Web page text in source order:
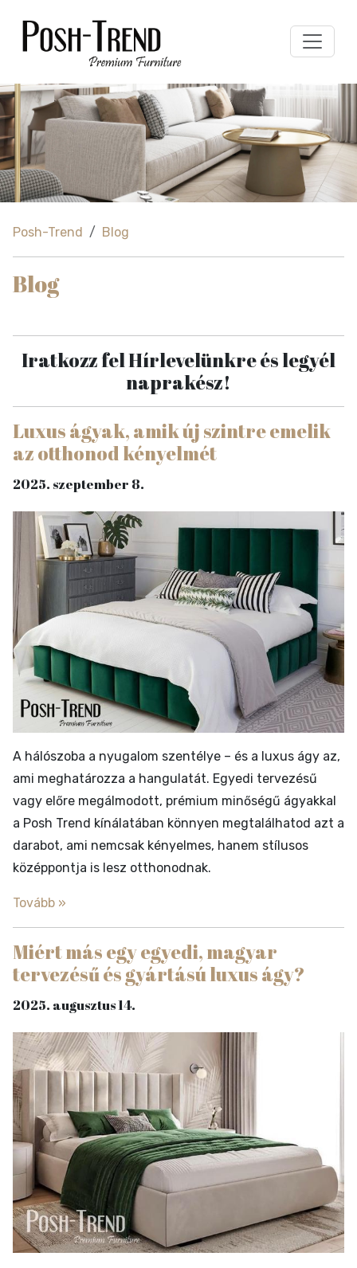
Posh-Trend Blog
Blog
Iratkozz fel Hírlevelünkre és legyél
naprakész!
Luxus ágyak, amik új szintre emelik
az otthonod kényelmét
2025. szeptember 8.
A hálószoba a nyugalom szentélye – és a luxus ágy az,
ami meghatározza a hangulatát. Egyedi tervezésű
vagy előre megálmodott, prémium minőségű ágyakkal
a Posh Trend kínálatában könnyen megtalálhatod azt a
darabot, ami nemcsak kényelmes, hanem stílusos
középpontja is lesz otthonodnak.
Tovább »
Miért más egy egyedi, magyar
tervezésű és gyártású luxus ágy?
2025. augusztus 14.